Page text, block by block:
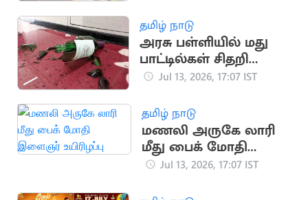
தமிழ் நாடு
அரசு பள்ளியில் மது
பாட்டில்கள் சிதறி
கிடந்ததால் அதிர்ச்சி
Jul 13, 2026, 17:07 IST
தமிழ் நாடு
மணலி அருகே லாரி
மீது பைக் மோதி
இளைஞர் உயிரிழப்பு
Jul 13, 2026, 17:07 IST